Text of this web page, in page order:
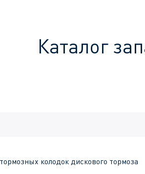
Каталог
колодок дискового тормоза